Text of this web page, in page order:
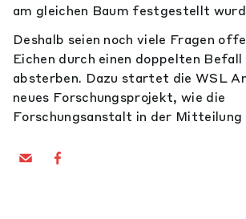
am gleichen Baum festgestellt
Deshalb seien noch viele Fragen
Eichen durch einen doppelten Befall
absterben. Dazu startet die WSL
neues Forschungsprojekt, wie die
Forschungsanstalt in der Mitteilung